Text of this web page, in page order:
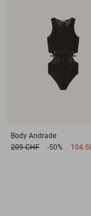
Body Andrade
209 CHF
-50%